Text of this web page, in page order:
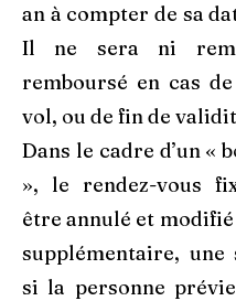
an à compter de sa
Il ne sera ni
remboursé en cas
vol, ou de fin de
Dans le cadre d’un «
», le rendez-vous
être annulé et
supplémentaire, une
si la personne